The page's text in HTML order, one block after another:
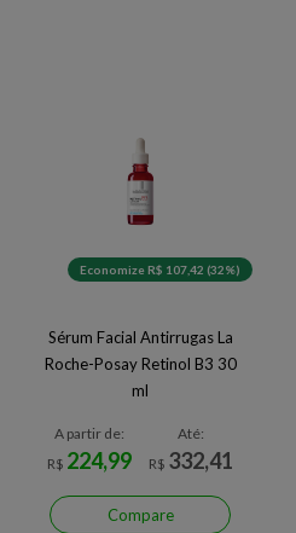
Economize R$ 107,42 (32%)
Sérum Facial Antirrugas La
Roche-Posay Retinol B3 30
ml
A partir de:
R$ 224,99
Até:
R$ 332,41
Compare